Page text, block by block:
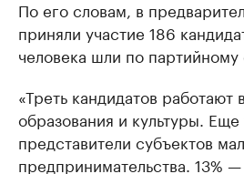
По его словам, в
приняли участие 186
человека шли по партийному
«Треть кандидатов работают
образования и культуры.
представители субъектов
предпринимательства. 13%